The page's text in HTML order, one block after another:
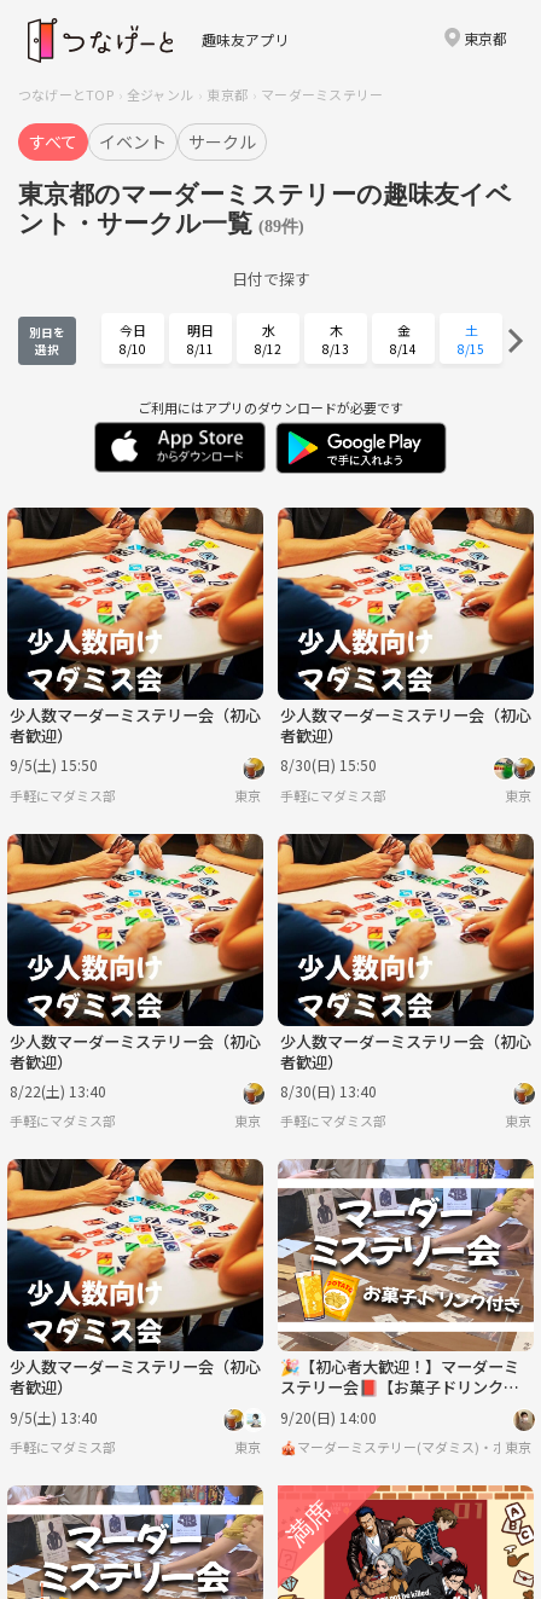
趣味友アプリ 東京都
つなげーとTOP 全ジャンル 東京都 マーダーミステリー
すべて イベント サークル
東京都のマーダーミステリーの趣味友イベ
ント・サークル一覧 (89件)
日付で探す
別日を
選択
今日
8/10
明日
8/11
水
8/12
木
8/13
金
8/14
土
8/15
8/16 8/17 8/18 8/19 8/20
土
8/22
日
8/23
火
8/25
水
8/26
8/28 8/29 8/30 9/1 9/2
木
9/3
金
9/4
土
9/5
日
9/6
月
9/7
火
9/8
ご利用にはアプリのダウンロードが必要です
少人数マーダーミステリー会（初心
者歓迎）
9/5(土) 15:50
手軽にマダミス部 東京
少人数マーダーミステリー会（初心
者歓迎）
8/30(日) 15:50
手軽にマダミス部 東京
少人数マーダーミステリー会（初心
者歓迎）
8/22(土) 13:40
手軽にマダミス部 東京
少人数マーダーミステリー会（初心
者歓迎）
8/30(日) 13:40
手軽にマダミス部 東京
少人数マーダーミステリー会（初心
者歓迎）
9/5(土) 13:40
手軽にマダミス部 東京
🎉【初心者大歓迎！】マーダーミ
ステリー会📕【お菓子ドリンク
付】【ボードゲーム、マダミス】
9/20(日) 14:00
🎪マーダーミステリー(マダミス)・ボード
東京